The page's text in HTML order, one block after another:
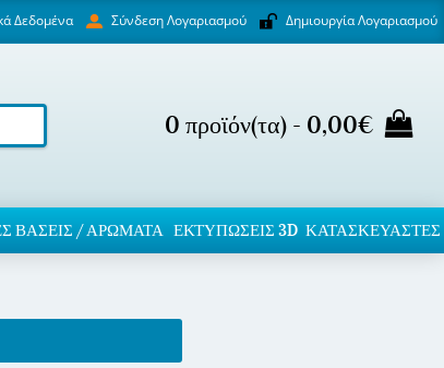
Δεδομένα Σύνδεση Λογαριασμού Δημιουργία Λογαριασμού
0 προϊόν(τα) - 0,00€
ΒΆΣΕΙΣ / ΑΡΏΜΑΤΑ ΕΚΤΥΠΏΣΕΙΣ 3D ΚΑΤΑΣΚΕΥΑΣΤΕΣ